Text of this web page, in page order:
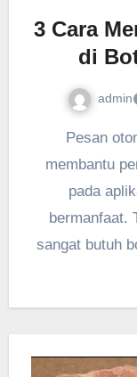
3 Cara
di
admin
Pesan otomatis adalah fitur yang sangat
membantu
pada
bermanfaat.
sangat butuh